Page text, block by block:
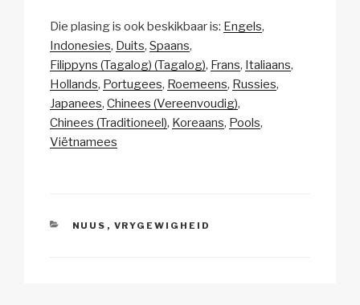
p
y
Li
n
k
ail c
e
b
o
at
s
A
p
a
p
c
h
e
Die plasing is ook beskikbaar is: Engels
Indonesies Duits Spaans
Filippyns (Tagalog) (Tagalog) Frans Italiaans
Hollands Portugees Roemeens Russies
Japanees Chinees (Vereenvoudig)
Chinees (Traditioneel) Koreaans Pools
Viëtnamees
CATEGORIES
NUUS , VRYGEWIGHEID